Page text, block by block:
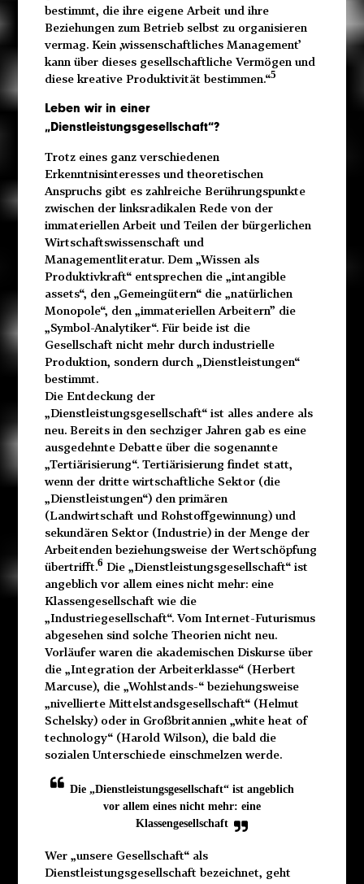
bestimmt, die ihre eigene Arbeit und ihre
Beziehungen zum Betrieb selbst zu organisieren
vermag. Kein ‚wissenschaftliches Management’
kann über dieses gesellschaftliche Vermögen und
diese kreative Produktivität bestimmen.“5
Leben wir in einer
„Dienstleistungsgesellschaft“?
Trotz eines ganz verschiedenen
Erkenntnisinteresses und theoretischen
Anspruchs gibt es zahlreiche Berührungspunkte
zwischen der linksradikalen Rede von der
immateriellen Arbeit und Teilen der bürgerlichen
Wirtschaftswissenschaft und
Managementliteratur. Dem „Wissen als
Produktivkraft“ entsprechen die „intangible
assets“, den „Gemeingütern“ die „natürlichen
Monopole“, den „immateriellen Arbeitern” die
„Symbol-Analytiker“. Für beide ist die
Gesellschaft nicht mehr durch industrielle
Produktion, sondern durch „Dienstleistungen“
bestimmt.
Die Entdeckung der
„Dienstleistungsgesellschaft“ ist alles andere als
neu. Bereits in den sechziger Jahren gab es eine
ausgedehnte Debatte über die sogenannte
„Tertiärisierung“. Tertiärisierung findet statt,
wenn der dritte wirtschaftliche Sektor (die
„Dienstleistungen“) den primären
(Landwirtschaft und Rohstoffgewinnung) und
sekundären Sektor (Industrie) in der Menge der
Arbeitenden beziehungsweise der Wertschöpfung
übertrifft.6 Die „Dienstleistungsgesellschaft“ ist
angeblich vor allem eines nicht mehr: eine
Klassengesellschaft wie die
„Industriegesellschaft“. Vom Internet-Futurismus
abgesehen sind solche Theorien nicht neu.
Vorläufer waren die akademischen Diskurse über
die „Integration der Arbeiterklasse“ (Herbert
Marcuse), die „Wohlstands-“ beziehungsweise
„nivellierte Mittelstandsgesellschaft“ (Helmut
Schelsky) oder in Großbritannien „white heat of
technology“ (Harold Wilson), die bald die
sozialen Unterschiede einschmelzen werde.
Die „Dienstleistungsgesellschaft“ ist angeblich
vor allem eines nicht mehr: eine
Klassengesellschaft
Wer „unsere Gesellschaft“ als
Dienstleistungsgesellschaft bezeichnet, geht